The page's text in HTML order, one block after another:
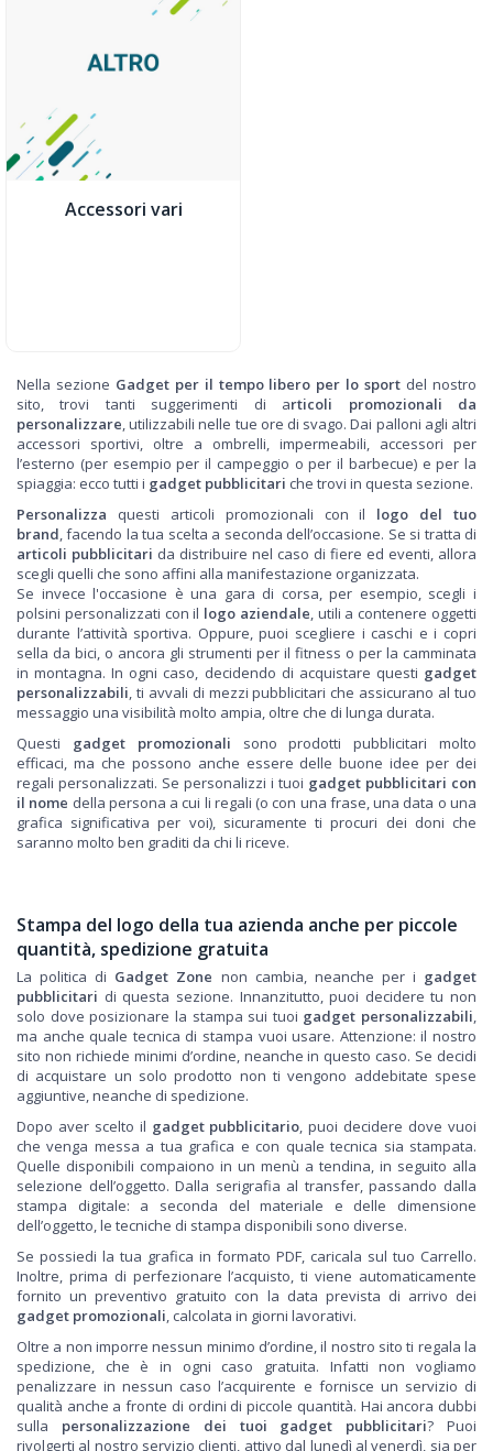
Accessori vari
Nella sezione Gadget per il tempo libero per lo sport del nostro
sito, trovi tanti suggerimenti di articoli promozionali da
personalizzare, utilizzabili nelle tue ore di svago. Dai palloni agli altri
accessori sportivi, oltre a ombrelli, impermeabili, accessori per
l’esterno (per esempio per il campeggio o per il barbecue) e per la
spiaggia: ecco tutti i gadget pubblicitari che trovi in questa sezione.
Personalizza questi articoli promozionali con il logo del tuo
brand, facendo la tua scelta a seconda dell’occasione. Se si tratta di
articoli pubblicitari da distribuire nel caso di fiere ed eventi, allora
scegli quelli che sono affini alla manifestazione organizzata.
Se invece l'occasione è una gara di corsa, per esempio, scegli i
polsini personalizzati con il logo aziendale, utili a contenere oggetti
durante l’attività sportiva. Oppure, puoi scegliere i caschi e i copri
sella da bici, o ancora gli strumenti per il fitness o per la camminata
in montagna. In ogni caso, decidendo di acquistare questi gadget
personalizzabili, ti avvali di mezzi pubblicitari che assicurano al tuo
messaggio una visibilità molto ampia, oltre che di lunga durata.
Questi gadget promozionali sono prodotti pubblicitari molto
efficaci, ma che possono anche essere delle buone idee per dei
regali personalizzati. Se personalizzi i tuoi gadget pubblicitari con
il nome della persona a cui li regali (o con una frase, una data o una
grafica significativa per voi), sicuramente ti procuri dei doni che
saranno molto ben graditi da chi li riceve.
Stampa del logo della tua azienda anche per piccole
quantità, spedizione gratuita
La politica di Gadget Zone non cambia, neanche per i gadget
pubblicitari di questa sezione. Innanzitutto, puoi decidere tu non
solo dove posizionare la stampa sui tuoi gadget personalizzabili,
ma anche quale tecnica di stampa vuoi usare. Attenzione: il nostro
sito non richiede minimi d’ordine, neanche in questo caso. Se decidi
di acquistare un solo prodotto non ti vengono addebitate spese
aggiuntive, neanche di spedizione.
Dopo aver scelto il gadget pubblicitario, puoi decidere dove vuoi
che venga messa a tua grafica e con quale tecnica sia stampata.
Quelle disponibili compaiono in un menù a tendina, in seguito alla
selezione dell’oggetto. Dalla serigrafia al transfer, passando dalla
stampa digitale: a seconda del materiale e delle dimensione
dell’oggetto, le tecniche di stampa disponibili sono diverse.
Se possiedi la tua grafica in formato PDF, caricala sul tuo Carrello.
Inoltre, prima di perfezionare l’acquisto, ti viene automaticamente
fornito un preventivo gratuito con la data prevista di arrivo dei
gadget promozionali, calcolata in giorni lavorativi.
Oltre a non imporre nessun minimo d’ordine, il nostro sito ti regala la
spedizione, che è in ogni caso gratuita. Infatti non vogliamo
penalizzare in nessun caso l’acquirente e fornisce un servizio di
qualità anche a fronte di ordini di piccole quantità. Hai ancora dubbi
sulla personalizzazione dei tuoi gadget pubblicitari? Puoi
rivolgerti al nostro servizio clienti, attivo dal lunedì al venerdì, sia per